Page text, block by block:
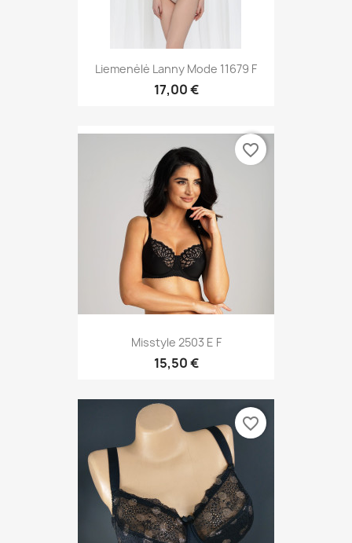
Liemenėlė Lanny Mode 11679 F
17,00 €
Misstyle 2503 E F
15,50 €
favorite_border
favorite_border